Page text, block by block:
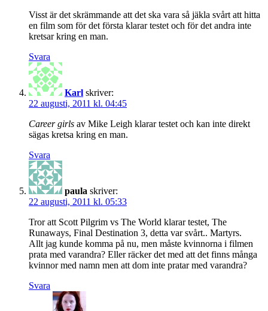
Visst är det skrämmande att det ska vara så jäkla svårt att hitta
en film som för det första klarar testet och för det andra inte
kretsar kring en man.
Svara
Karl skriver:
22 augusti, 2011 kl. 04:45
Career girls av Mike Leigh klarar testet och kan inte direkt
sägas kretsa kring en man.
Svara
paula skriver:
22 augusti, 2011 kl. 05:33
Tror att Scott Pilgrim vs The World klarar testet, The
Runaways, Final Destination 3, detta var svårt.. Martyrs.
Allt jag kunde komma på nu, men måste kvinnorna i filmen
prata med varandra? Eller räcker det med att det finns många
kvinnor med namn men att dom inte pratar med varandra?
Svara